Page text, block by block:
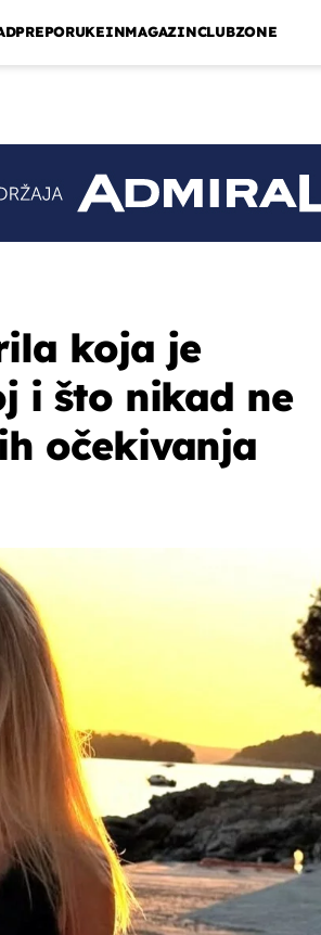
PREPORUKEINMAGAZINCLUBZONE
koja je
i što nikad ne
očekivanja